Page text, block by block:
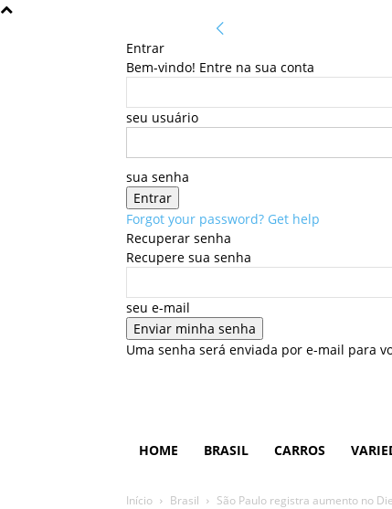
Entrar
Bem-vindo! Entre na sua conta
seu usuário
sua senha
Forgot your password? Get help
Recuperar senha
Recupere sua senha
seu e-mail
Uma senha será enviada por e-mail para
HOME
BRASIL CARROS
Início Brasil São Paulo registra aumento no